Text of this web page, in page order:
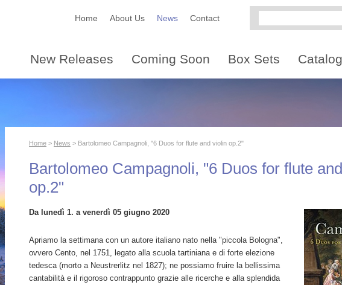
Home About Us News Contact
New Releases Coming Soon Box Sets
Home > News > Bartolomeo Campagnoli, "6 Duos for flute and violin op.2"
Bartolomeo Campagnoli, "6 Duos for flute
op.2"
Da lunedì 1. a venerdì 05 giugno 2020
Apriamo la settimana con un autore italiano nato nella "piccola Bologna",
ovvero Cento, nel 1751, legato alla scuola tartiniana e di forte elezione
tedesca (morto a Neustrerlitz nel 1827); ne possiamo fruire la bellissima
cantabilità e il rigoroso contrappunto grazie alle ricerche e alla splendida